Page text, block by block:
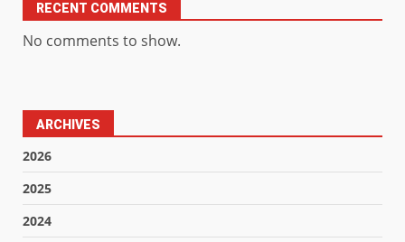
RECENT COMMENTS
No comments to show.
ARCHIVES
2026
2025
2024